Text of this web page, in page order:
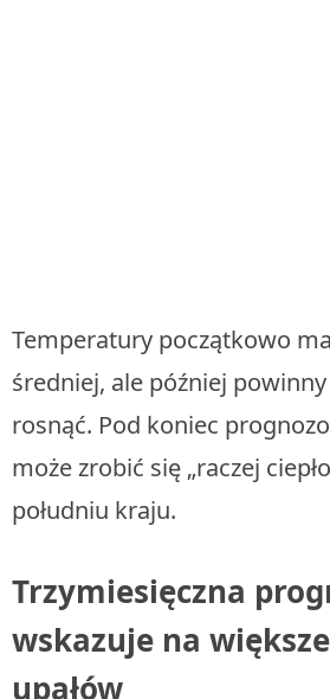
Temperatury początkowo
średniej, ale później
rosnąć. Pod koniec
może zrobić się „raczej
południu kraju.
Trzymiesięczna
wskazuje na
upałów